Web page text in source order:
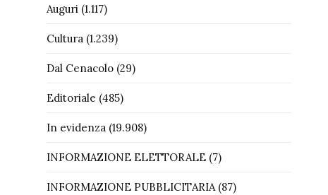
Auguri(1.117)
Cultura(1.239)
Dal Cenacolo(29)
Editoriale (485)
In evidenza(19.908)
INFORMAZIONE ELETTORALE(7)
INFORMAZIONE PUBBLICITARIA(87)